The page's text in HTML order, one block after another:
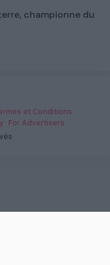
championne du
et Conditions
· For Advertisers ·